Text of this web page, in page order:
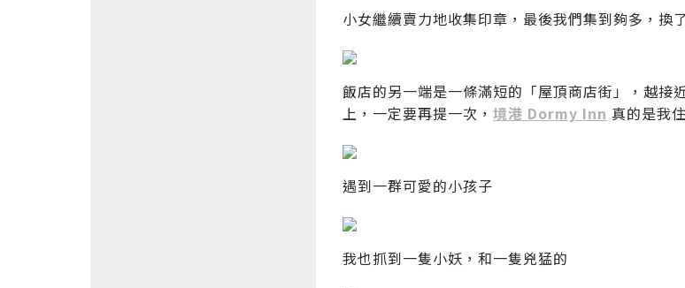
小女繼續賣力地收集印章，最後我們集到夠多，換
飯店的另一端是一條滿短的「屋頂商店街」，越接
上，一定要再提一次， 境港 Dormy Inn 真的是我
遇到一群可愛的小孩子
我也抓到一隻小妖，和一隻兇猛的